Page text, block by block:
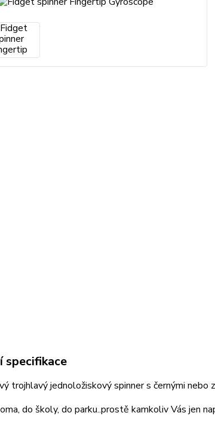
specifikace
trojhlavý jednoložiskový spinner s černými nebo
do školy, do parku..prostě kamkoliv Vás jen